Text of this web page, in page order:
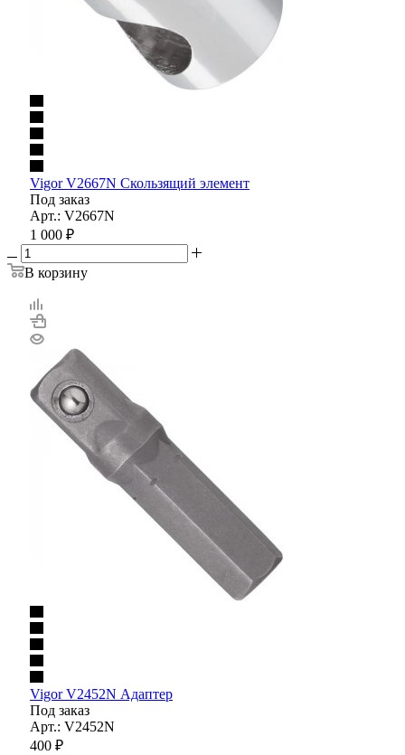
Vigor V2667N Скользящий элемент
Под заказ
Арт.: V2667N
1 000 ₽
В корзину
Vigor V2452N Адаптер
Под заказ
Арт.: V2452N
400 ₽